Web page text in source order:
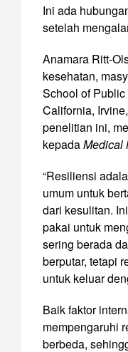
Ini ada
setelah
Anamara Ritt-
kesehatan,
School of
California,
penelitian ini,
kepadaMedical
“Resiliensi
umum untuk
dari kesulitan.
pakai untuk
sering berada
berputar, tetapi
untuk keluar
Baik faktor
mempengaruhi
berbeda,